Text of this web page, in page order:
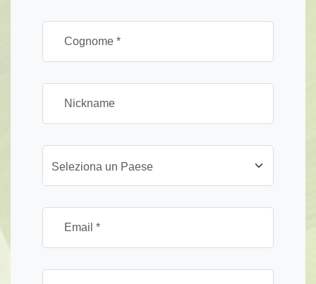
Seleziona un Paese